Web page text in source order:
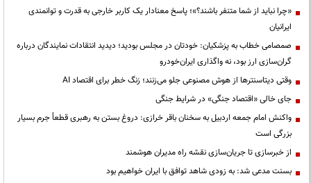
«چرا نباید از شما متنفر باشند؟»؛ پاسخ معنادار یک کاربر خارجی به قدرت و توانمندی
ایرانیان
صمصامی خطاب به پزشکیان: خودتان در مجلس بودید؛ دیدید انتقادات نمایندگان درباره
گران‌سازی ارز بود، نه واگذاری ایران‌خودرو
وقتی دیتاسنترها از هوش مصنوعی جلو می‌زنند؛ زنگ خطر برای اقتصاد AI
جای خالی «اقتصاد جنگی» در شرایط جنگی
واکنش امام جمعه اردبیل به سخنان باقر خرازی: دروغ بستن به رهبری قطعاً جرم بسیار
بزرگی است
از خبرسازی تا جریان‌سازی نقشه راه مدیران هوشمند
بسنت مدعی شد: به زودی شاهد توافق با ایران خواهیم بود